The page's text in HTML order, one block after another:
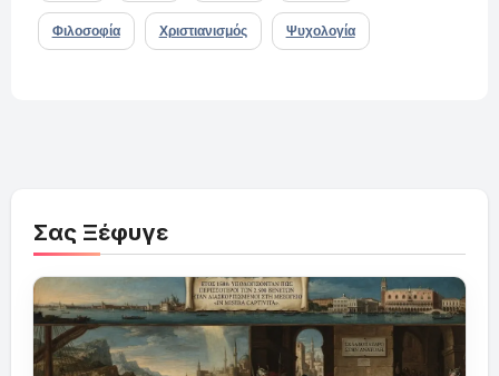
Φιλοσοφία Χριστιανισμός Ψυχολογία
Σας Ξέφυγε